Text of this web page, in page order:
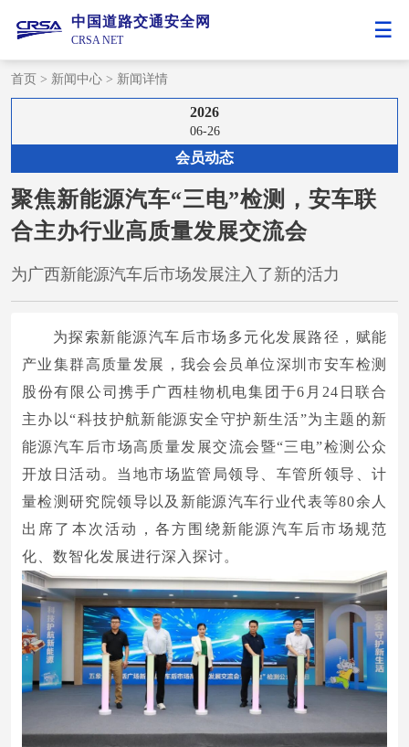
中国道路交通安全网
CRSA NET
首页 > 新闻中心 > 新闻详情
2026
06-26
会员动态
聚焦新能源汽车“三电”检测，安车联
合主办行业高质量发展交流会
为广西新能源汽车后市场发展注入了新的活力
为探索新能源汽车后市场多元化发展路径，赋能
产业集群高质量发展，我会会员单位深圳市安车检测
股份有限公司携手广西桂物机电集团于6月24日联合
主办以“科技护航新能源安全守护新生活”为主题的新
能源汽车后市场高质量发展交流会暨“三电”检测公众
开放日活动。当地市场监管局领导、车管所领导、计
量检测研究院领导以及新能源汽车行业代表等80余人
出席了本次活动，各方围绕新能源汽车后市场规范
化、数智化发展进行深入探讨。